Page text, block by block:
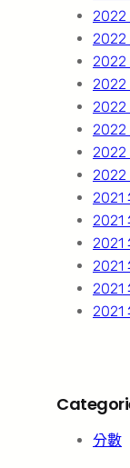
2022
2022
2022
2022
2022
2022
2022
2022
2021
2021
2021
2021
2021
2021
分數